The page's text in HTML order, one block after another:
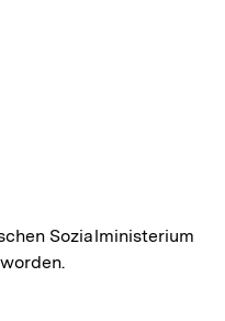
Sozialministerium